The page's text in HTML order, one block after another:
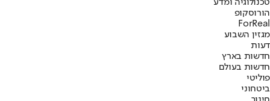
טכנולוגיה ומדע
הורוסקופ
ForReal
מגזין השבוע
דעות
חדשות בארץ
חדשות בעולם
פוליטי
ביטחוני